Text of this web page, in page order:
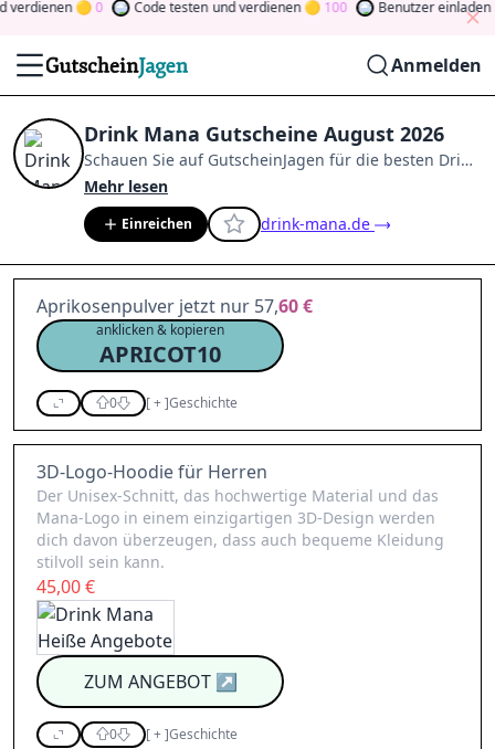
0 Code testen und verdienen 100 Benutzer einladen
Anmelden
Drink Mana Gutscheine August 2026
Schauen Sie auf GutscheinJagen für die besten Drink
Mana -Angebote im
der Community
und verdienen Sie Tokens, indem Sie
durch Abstimmen, Testen, Teilen und mehr
beitragen. Drehen Sie den Glücksklee
Sie Geld
Mehr lesen
Einreichen drink-mana.de
Aprikosenpulver jetzt nur 57,60 €
anklicken & kopieren
APRICOT10
0 [+]Geschichte
3D-Logo-Hoodie für Herren
Der Unisex-Schnitt, das hochwertige Material und das
Mana-Logo in einem einzigartigen 3D-Design werden
dich davon überzeugen, dass auch bequeme Kleidung
stilvoll sein kann.
45,00 €
ZUM ANGEBOT↗
0 [+]Geschichte